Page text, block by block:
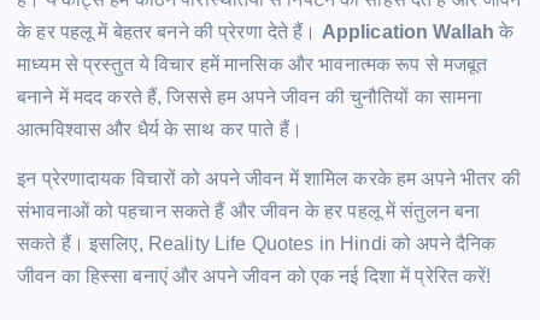
के हर पहलू में बेहतर बनने की प्रेरणा देते हैं। Application Wallah के
माध्यम से प्रस्तुत ये विचार हमें मानसिक और भावनात्मक रूप से मजबूत
बनाने में मदद करते हैं, जिससे हम अपने जीवन की चुनौतियों का सामना
आत्मविश्वास और धैर्य के साथ कर पाते हैं।
इन प्रेरणादायक विचारों को अपने जीवन में शामिल करके हम अपने भीतर की
संभावनाओं को पहचान सकते हैं और जीवन के हर पहलू में संतुलन बना
सकते हैं। इसलिए, Reality Life Quotes in Hindi को अपने दैनिक
जीवन का हिस्सा बनाएं और अपने जीवन को एक नई दिशा में प्रेरित करें!